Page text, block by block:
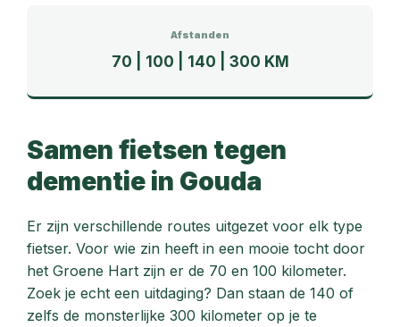
Afstanden
70 | 100 | 140 | 300 KM
Samen fietsen tegen
dementie in Gouda
Er zijn verschillende routes uitgezet voor elk type
fietser. Voor wie zin heeft in een mooie tocht door
het Groene Hart zijn er de 70 en 100 kilometer.
Zoek je echt een uitdaging? Dan staan de 140 of
zelfs de monsterlijke 300 kilometer op je te